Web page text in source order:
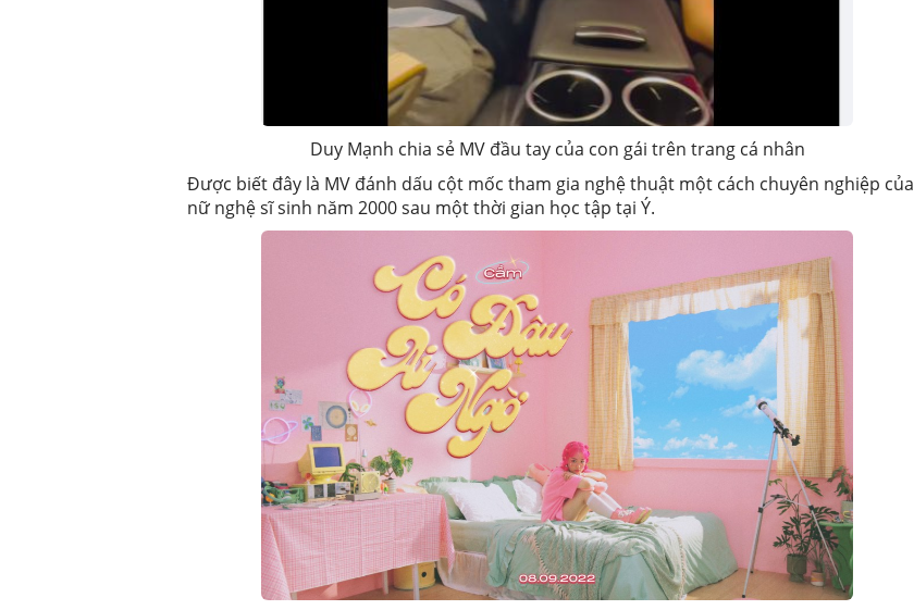
Duy Mạnh chia sẻ MV đầu tay của con gái trên trang cá nhân
Được biết đây là MV đánh dấu cột mốc tham gia nghệ thuật một cách chuyên nghiệp của
nữ nghệ sĩ sinh năm 2000 sau một thời gian học tập tại Ý.